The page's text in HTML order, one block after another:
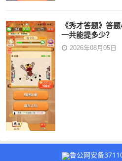
《秀才答题》答
一共能提多少？
2026年08月05日
鲁公网安备